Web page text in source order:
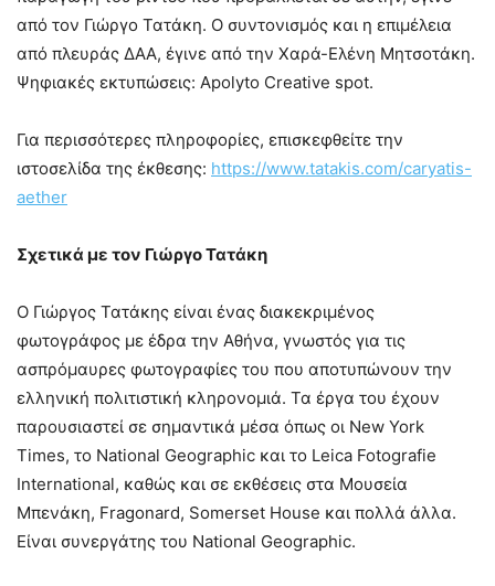
από τον Γιώργο Τατάκη. Ο συντονισμός και η επιμέλεια
από πλευράς ΔΑΑ, έγινε από την Χαρά-Ελένη Μητσοτάκη.
Ψηφιακές εκτυπώσεις: Apolyto Creative spot.
Για περισσότερες πληροφορίες, επισκεφθείτε την
ιστοσελίδα της έκθεσης: https://www.tatakis.com/caryatis-
aether
Σχετικά με τον Γιώργο Τατάκη
Ο Γιώργος Τατάκης είναι ένας διακεκριμένος
φωτογράφος με έδρα την Αθήνα, γνωστός για τις
ασπρόμαυρες φωτογραφίες του που αποτυπώνουν την
ελληνική πολιτιστική κληρονομιά. Τα έργα του έχουν
παρουσιαστεί σε σημαντικά μέσα όπως οι New York
Times, το National Geographic και το Leica Fotografie
International, καθώς και σε εκθέσεις στα Μουσεία
Μπενάκη, Fragonard, Somerset House και πολλά άλλα.
Είναι συνεργάτης του National Geographic.